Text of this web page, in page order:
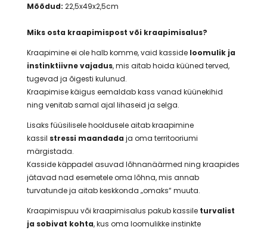
Mõõdud: 22,5x49x2,5cm
Miks osta kraapimispost või kraapimisalus?
Kraapimine ei ole halb komme, vaid kasside loomulik ja
instinktiivne vajadus, mis aitab hoida küüned terved,
tugevad ja õigesti kulunud.
Kraapimise käigus eemaldab kass vanad küünekihid
ning venitab samal ajal lihaseid ja selga.
Lisaks füüsilisele hooldusele aitab kraapimine
kassil stressi maandada ja oma territooriumi
märgistada.
Kasside käppadel asuvad lõhnanäärmed ning kraapides
jätavad nad esemetele oma lõhna, mis annab
turvatunde ja aitab keskkonda „omaks“ muuta.
Kraapimispuu või kraapimisalus pakub kassile turvalist
ja sobivat kohta, kus oma loomulikke instinkte